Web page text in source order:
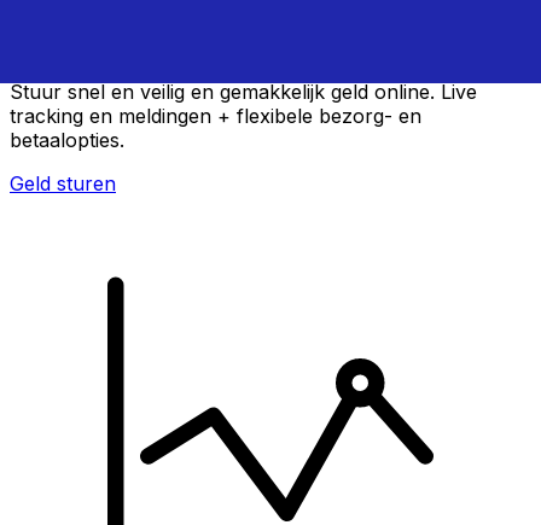
Stuur snel en veilig en gemakkelijk geld online. Live
tracking en meldingen + flexibele bezorg- en
betaalopties.
Geld sturen